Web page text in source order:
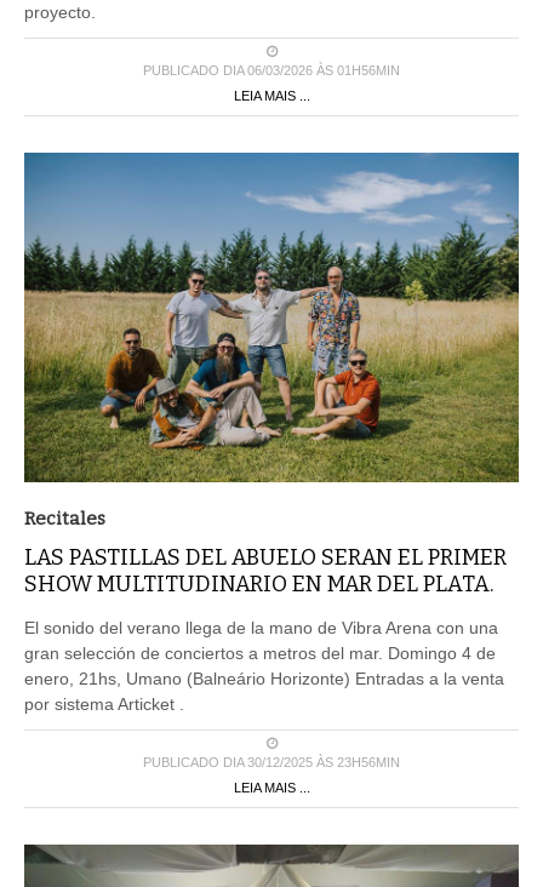
proyecto.
PUBLICADO DIA 06/03/2026 ÀS 01H56MIN
LEIA MAIS ...
Recitales
LAS PASTILLAS DEL ABUELO SERAN EL PRIMER
SHOW MULTITUDINARIO EN MAR DEL PLATA.
El sonido del verano llega de la mano de Vibra Arena con una
gran selección de conciertos a metros del mar. Domingo 4 de
enero, 21hs, Umano (Balneário Horizonte) Entradas a la venta
por sistema Articket .
PUBLICADO DIA 30/12/2025 ÀS 23H56MIN
LEIA MAIS ...